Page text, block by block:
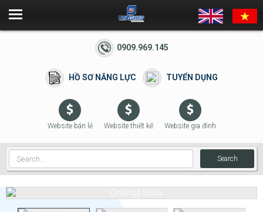
0909.969.145
HỒ SƠ NĂNG LỰC TUYỂN DỤNG
Website bán lẻ Website thiết kế Website gia đình
Search